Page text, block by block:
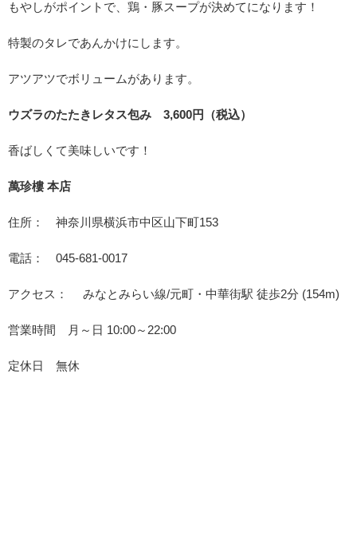
もやしがポイントで、鶏・豚スープが決めてになります！
特製のタレであんかけにします。
アツアツでボリュームがあります。
ウズラのたたきレタス包み 3,600円（税込）
香ばしくて美味しいです！
萬珍樓 本店
住所： 神奈川県横浜市中区山下町153
電話： 045-681-0017
アクセス： みなとみらい線/元町・中華街駅 徒歩2分 (154m)
営業時間 月～日 10:00～22:00
定休日 無休